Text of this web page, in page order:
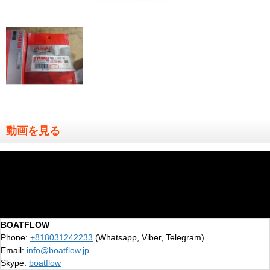
動画を見る
BOATFLOW
Phone: +818031242233 (Whatsapp, Viber, Telegram)
Email: info@boatflow.jp
Skype: boatflow